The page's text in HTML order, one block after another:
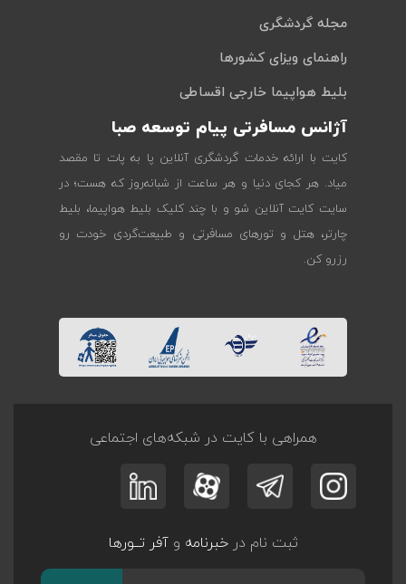
مجله گردشگری
راهنمای ویزای کشورها
بلیط هواپیما خارجی اقساطی
آژانس مسافرتی پیام توسعه صبا
کایت با ارائه خدمات گردشگری آنلاین پا به پات تا مقصد
میاد. هر کجای دنیا و هر ساعت از شبانه‌روز که هست؛ در
سایت کایت آنلاین شو و با چند کلیک بلیط هواپیما، بلیط
چارتر، هتل و تورهای مسافرتی و طبیعت‌گردی خودت رو
رزرو کن.
همراهی با کایت در شبکه‌های اجتماعی
ثبت نام درخبرنامه وآفر تــورها